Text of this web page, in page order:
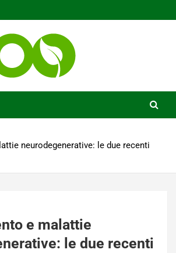
neurodegenerative: le due recenti
e malattie
le due recenti